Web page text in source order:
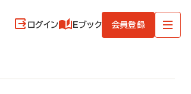
ログイン Eブック 会員登録